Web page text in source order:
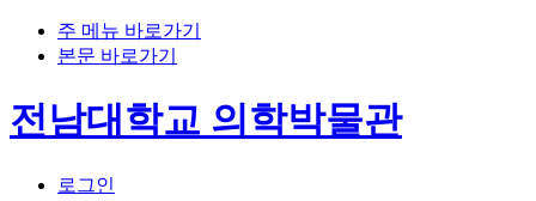
주 메뉴 바로가기
본문 바로가기
전남대학교 의학박물관
로그인